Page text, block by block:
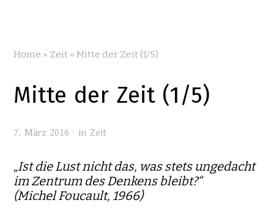
Home » Zeit » Mitte der Zeit (1/5)
Mitte der Zeit (1/5)
7. März 2016 · inZeit
„Ist die Lust nicht das, was stets ungedacht
im Zentrum des Denkens bleibt?“
(Michel Foucault, 1966)